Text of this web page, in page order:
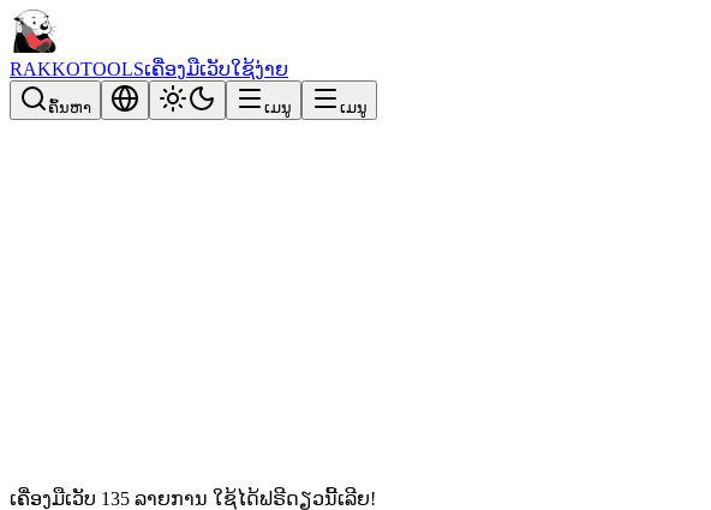
RAKKOTOOLSເຄື່ອງມືເວັບໃຊ້ງ່າຍ
ຄົ້ນຫາ ເມນູ ເມນູ
ເຄື່ອງມືເວັບ 135 ລາຍການ ໃຊ້ໄດ້ຟຣີດຽວນີ້ເລີຍ!